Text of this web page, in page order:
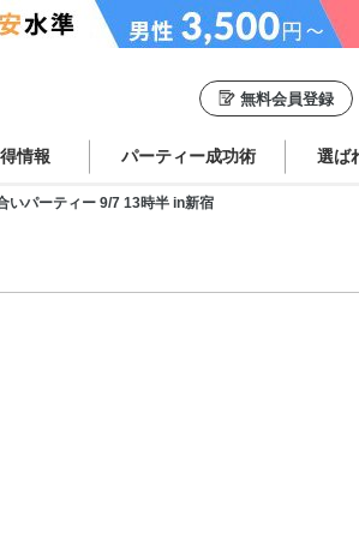
無料会員登録
情報 パーティー成功術 選ば
いパーティー 9/7 13時半 in新宿